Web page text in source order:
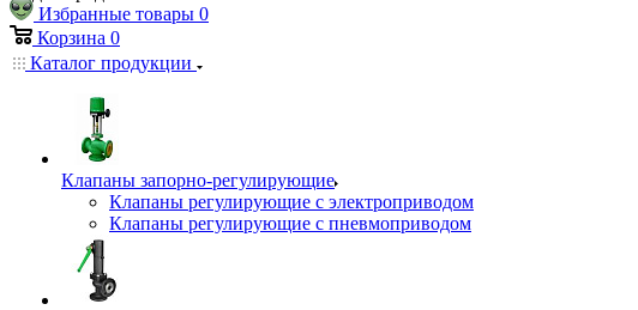
Избранные товары 0
Корзина 0
Каталог продукции
Клапаны запорно-регулирующие
Клапаны регулирующие с электроприводом
Клапаны регулирующие с пневмоприводом